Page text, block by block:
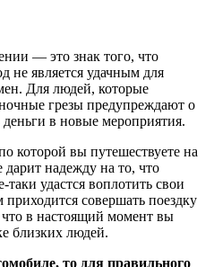
— это знак того, что
не является удачным для
Для людей, которые
грезы предупреждают о
в новые мероприятия.
которой вы путешествуете на
дарит надежду на то, что
таки удастся воплотить свои
совершать поездку
что в настоящий момент вы
близких людей.
то для правильного